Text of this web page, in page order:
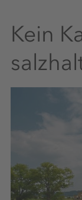
Kein